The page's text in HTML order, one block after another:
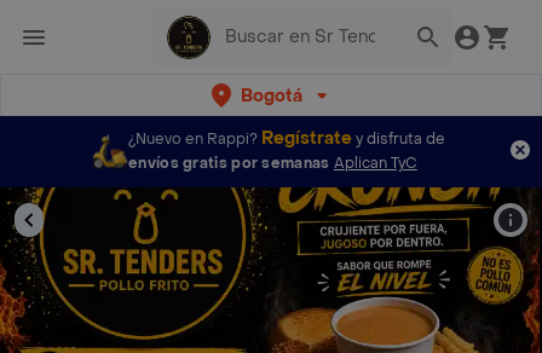
Bogotá
¿Nuevo en Rappi? Regístratey disfruta de
envíos gratis por semanas Aplican TyC